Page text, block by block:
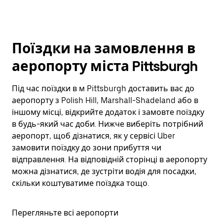
Поїздки на замовлення в
аеропорту міста Pittsburgh
Під час поїздки в м Pittsburgh доставить вас до
аеропорту з Polish Hill, Marshall-Shadeland або в
іншому місці, відкрийте додаток і замовте поїздку
в будь-який час доби. Нижче виберіть потрібний
аеропорт, щоб дізнатися, як у сервісі Uber
замовити поїздку до зони прибуття чи
відправлення. На відповідній сторінці в аеропорту
можна дізнатися, де зустріти водія для посадки,
скільки коштуватиме поїздка тощо.
Перегляньте всі аеропорти